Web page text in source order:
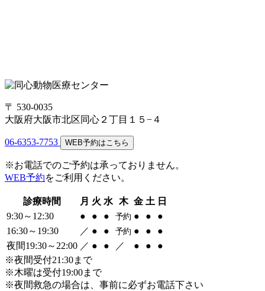
〒 530-0035
大阪府大阪市北区同心２丁目１５−４
06-6353-7753 WEB予約はこちら
※お電話でのご予約は承っておりません。
WEB予約をご利用ください。
診療時間 月 火 水 木 金 土 日
9:30～12:30
● ● ● 予約 ● ●
●
16:30～19:30
／ ● ● 予約 ● ●
●
夜間19:30～22:00 ／ ● ● ／ ● ●
●
※夜間受付21:30まで
※木曜は受付19:00まで
※夜間救急の場合は、事前に必ずお電話下さい